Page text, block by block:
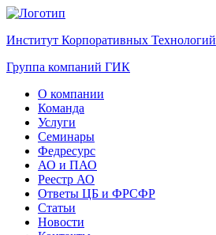
Институт Корпоративных Технологий
Группа компаний ГИК
О компании
Команда
Услуги
Семинары
Федресурс
АО и ПАО
Реестр АО
Ответы ЦБ и ФРСФР
Статьи
Новости